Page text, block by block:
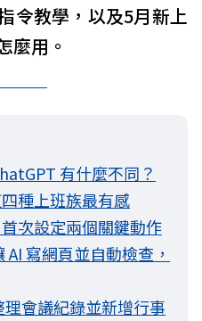
令教學，以及5月新上
麼用。
有什麼不同？
種上班族最有感
次設定兩個關鍵動作
寫網頁並自動檢查，
會議紀錄並新增行事